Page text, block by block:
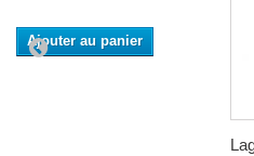
Ajouter au panier